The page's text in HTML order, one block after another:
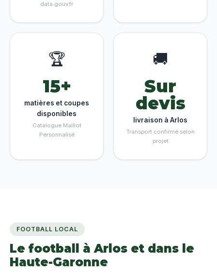
data.gouv.fr
🏆
15+
matières et coupes
disponibles
Catalogue Maillot
Personnalisé
🚚
Sur
devis
livraison à Arlos
Transport confirmé selon
projet
FOOTBALL LOCAL
Le football à Arlos et dans le
Haute-Garonne